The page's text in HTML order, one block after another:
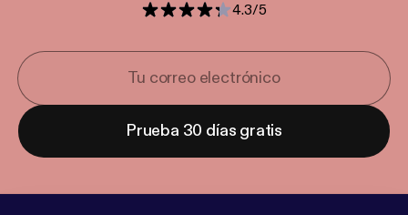
4.3/5
Prueba 30 días gratis